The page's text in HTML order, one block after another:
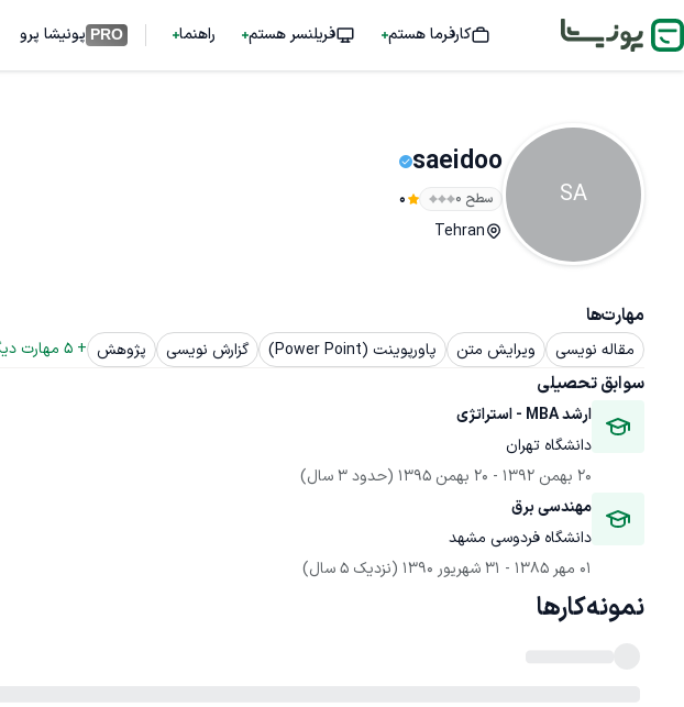
کارفرما هستم فریلنسر هستم راهنما PRO پونیشا پرو
SA
saeidoo
سطح ۰ 0
Tehran
مهارت‌ها
مقاله نویسی ویرایش متن پاورپوینت (Power Point) گزارش نویسی پژوهش +
5 مهارت
سوابق تحصیلی
ارشد MBA - استراتژی
دانشگاه تهران
20 بهمن 1392
- 20 بهمن 1395
(حدود 3 سال)
مهندسی برق
دانشگاه فردوسی مشهد
01 مهر 1385
- 31 شهریور 1390 (نزدیک 5 سال)
نمونه‌کارها